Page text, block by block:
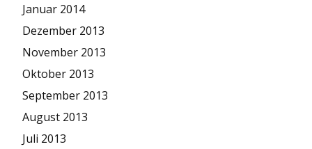
Januar 2014
Dezember 2013
November 2013
Oktober 2013
September 2013
August 2013
Juli 2013